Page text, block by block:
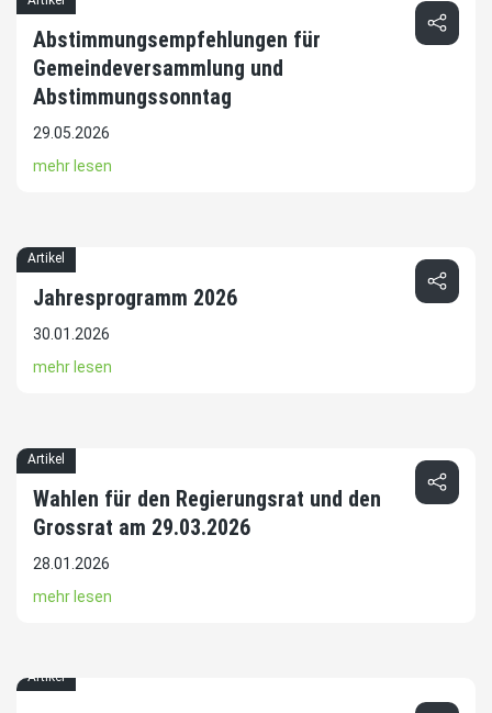
Abstimmungsempfehlungen für
Gemeindeversammlung und
Abstimmungssonntag
29.05.2026
mehr lesen
Artikel
Jahresprogramm 2026
30.01.2026
mehr lesen
Artikel
Wahlen für den Regierungsrat und den
Grossrat am 29.03.2026
28.01.2026
mehr lesen
Artikel